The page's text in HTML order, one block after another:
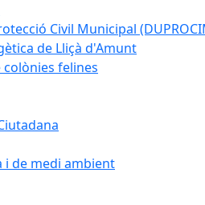
Civil Municipal
de Lliçà d'Amunt
colònies felines
i de medi ambient